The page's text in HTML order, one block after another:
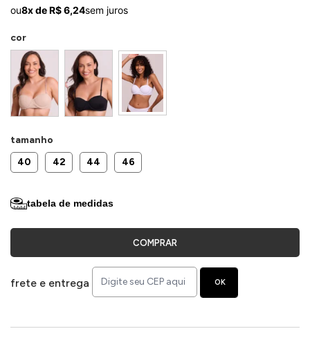
ou8x de R$ 6,24sem juros
cor
tamanho
40
42 44 46
tabela de medidas
COMPRAR
frete e entrega OK